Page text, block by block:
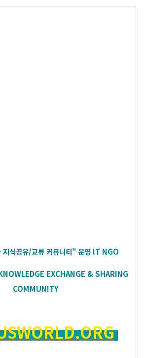
식공유/교류 커뮤니티" 운영 IT NGO
EXCHANGE & SHARING
COMMUNITY